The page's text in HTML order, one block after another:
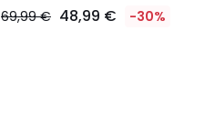
69,99 € 48,99 € -30%